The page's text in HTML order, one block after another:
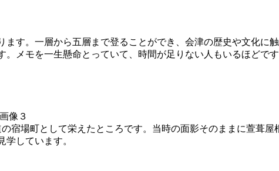
す。一層から五層まで登ることができ、会津の歴史や文化に
メモを一生懸命とっていて、時間が足りない人もいるほどです
宿場町として栄えたところです。当時の面影そのままに萱葺
しています。